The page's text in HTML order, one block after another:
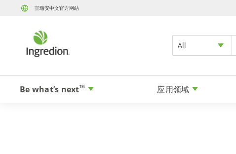
宜瑞安中文官方网站
All
Be what’s nextTM 应用领域